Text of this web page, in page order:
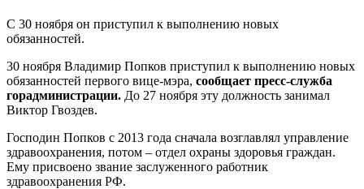
С 30 ноября он приступил к выполнению новых
обязанностей.
30 ноября Владимир Попков приступил к выполнению новых
обязанностей первого вице-мэра, сообщает пресс-служба
горадминистрации. До 27 ноября эту должность занимал
Виктор Гвоздев.
Господин Попков с 2013 года сначала возглавлял управление
здравоохранения, потом – отдел охраны здоровья граждан.
Ему присвоено звание заслуженного работник
здравоохранения РФ.